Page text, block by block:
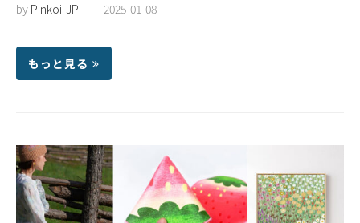
by Pinkoi-JP 2025-01-08
もっと見る